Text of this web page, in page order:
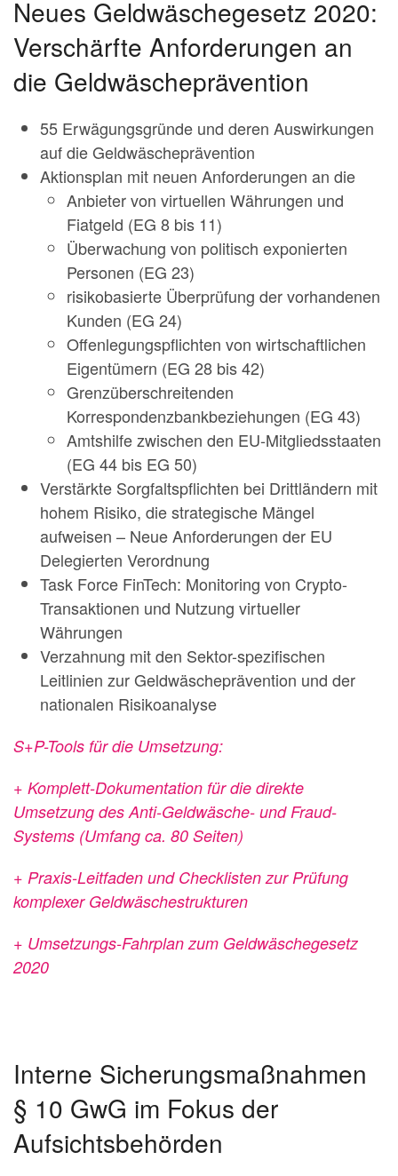
Neues Geldwäschegesetz 2020:
Verschärfte Anforderungen an
die Geldwäscheprävention
55 Erwägungsgründe und deren Auswirkungen
auf die Geldwäscheprävention
Aktionsplan mit neuen Anforderungen an die
Anbieter von virtuellen Währungen und
Fiatgeld (EG 8 bis 11)
Überwachung von politisch exponierten
Personen (EG 23)
risikobasierte Überprüfung der vorhandenen
Kunden (EG 24)
Offenlegungspflichten von wirtschaftlichen
Eigentümern (EG 28 bis 42)
Grenzüberschreitenden
Korrespondenzbankbeziehungen (EG 43)
Amtshilfe zwischen den EU-Mitgliedsstaaten
(EG 44 bis EG 50)
Verstärkte Sorgfaltspflichten bei Drittländern mit
hohem Risiko, die strategische Mängel
aufweisen – Neue Anforderungen der EU
Delegierten Verordnung
Task Force FinTech: Monitoring von Crypto-
Transaktionen und Nutzung virtueller
Währungen
Verzahnung mit den Sektor-spezifischen
Leitlinien zur Geldwäscheprävention und der
nationalen Risikoanalyse
S+P-Tools für die Umsetzung:
+ Komplett-Dokumentation für die direkte
Umsetzung des Anti-Geldwäsche- und Fraud-
Systems (Umfang ca. 80 Seiten)
+ Praxis-Leitfaden und Checklisten zur Prüfung
komplexer Geldwäschestrukturen
+ Umsetzungs-Fahrplan zum Geldwäschegesetz
2020
Interne Sicherungsmaßnahmen
§ 10 GwG im Fokus der
Aufsichtsbehörden